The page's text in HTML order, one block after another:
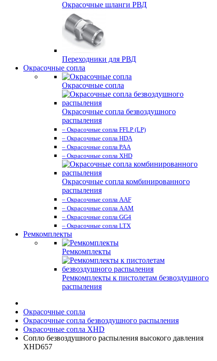
Окрасочные шланги РВД
Переходники для РВД
Окрасочные сопла
Окрасочные сопла
Окрасочные сопла безвоздушного
распыления
– Окрасочные сопла FFLP (LP)
– Окрасочные сопла HDA
– Окрасочные сопла PAA
– Окрасочные сопла XHD
Окрасочные сопла комбинированного
распыления
– Окрасочные сопла AAF
– Окрасочные сопла AAM
– Окрасочные сопла GG4
– Окрасочные сопла LTX
Ремкомплекты
Ремкомплекты
Ремкомплекты к пистолетам безвоздушного
распыления
Окрасочные сопла
Окрасочные сопла безвоздушного распыления
Окрасочные сопла XHD
Сопло безвоздушного распыления высокого давления
XHD657